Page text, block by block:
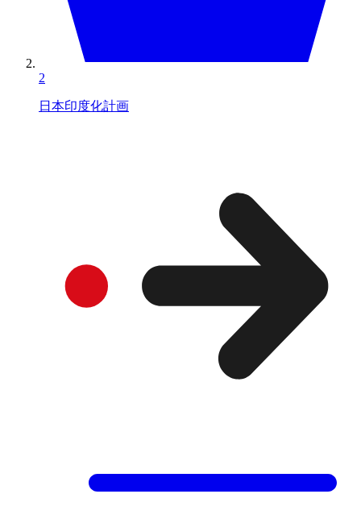
2
日本印度化計画